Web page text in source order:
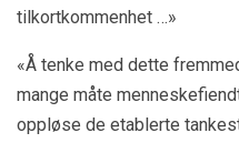
tilkortkommenhet …»
«Å tenke med dette
mange måte
oppløse de etablerte